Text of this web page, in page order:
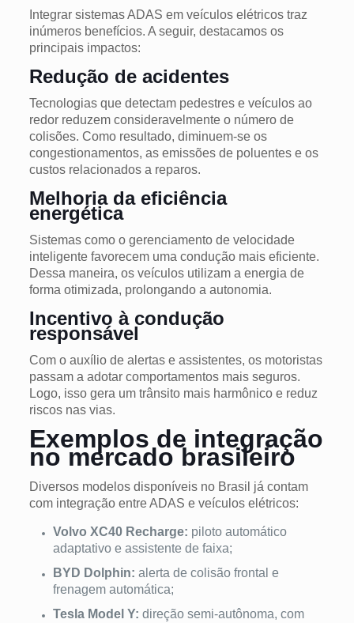
Integrar sistemas ADAS em veículos elétricos traz
inúmeros benefícios. A seguir, destacamos os
principais impactos:
Redução de acidentes
Tecnologias que detectam pedestres e veículos ao
redor reduzem consideravelmente o número de
colisões. Como resultado, diminuem-se os
congestionamentos, as emissões de poluentes e os
custos relacionados a reparos.
Melhoria da eficiência
energética
Sistemas como o gerenciamento de velocidade
inteligente favorecem uma condução mais eficiente.
Dessa maneira, os veículos utilizam a energia de
forma otimizada, prolongando a autonomia.
Incentivo à condução
responsável
Com o auxílio de alertas e assistentes, os motoristas
passam a adotar comportamentos mais seguros.
Logo, isso gera um trânsito mais harmônico e reduz
riscos nas vias.
Exemplos de integração
no mercado brasileiro
Diversos modelos disponíveis no Brasil já contam
com integração entre ADAS e veículos elétricos:
Volvo XC40 Recharge: piloto automático
adaptativo e assistente de faixa;
BYD Dolphin: alerta de colisão frontal e
frenagem automática;
Tesla Model Y: direção semi-autônoma, com